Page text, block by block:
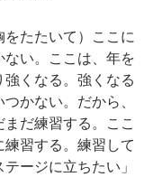
をたたいて）ここに
い。ここは、年を
くなる。強くなる
かない。だから、
だ練習する。ここ
習する。練習して
ージに立ちたい」